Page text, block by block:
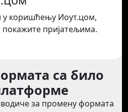
у коришћењу Иоут.цом,
покажите пријатељима.
са било
водиче за промену формата